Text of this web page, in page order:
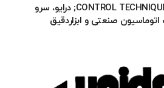
تعمیرات کنترل تکنیک CONTROL TECHNIQUES; درایو، سرو
اتوماسیون صنعتی و ابزاردقیق